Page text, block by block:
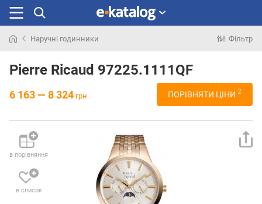
раніше
Наручні годинники Фільтр
Pierre Ricaud 97225.1111QF
6 163 — 8 324 грн. ПОРІВНЯТИ ЦІНИ 2
в порівняння
в список